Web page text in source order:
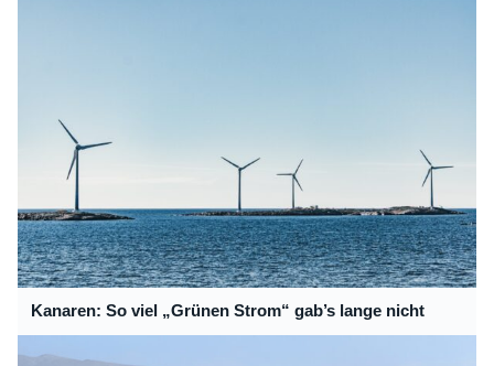
Kanaren: So viel „Grünen Strom“ gab’s lange nicht